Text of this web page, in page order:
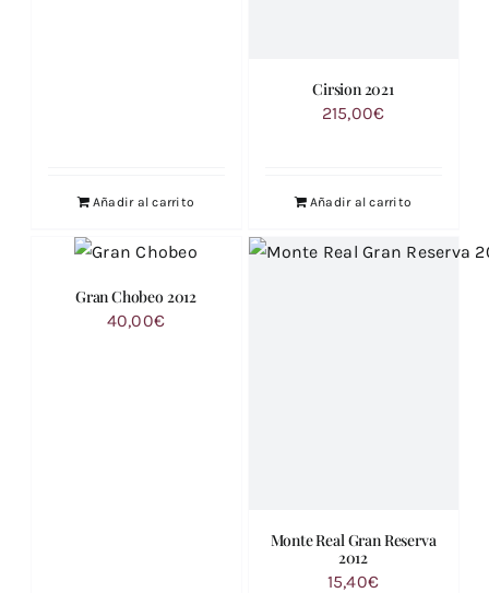
Añadir al carrito
Cirsion 2021
215,00€
Añadir al carrito
Gran Chobeo 2012
40,00€
Monte Real Gran Reserva
2012
15,40€